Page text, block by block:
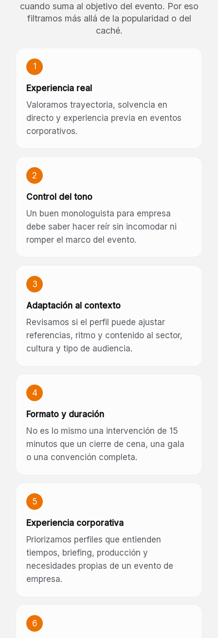
cuando suma al objetivo del evento. Por eso
filtramos más allá de la popularidad o del
caché.
1
Experiencia real
Valoramos trayectoria, solvencia en
directo y experiencia previa en eventos
corporativos.
2
Control del tono
Un buen monologuista para empresa
debe saber hacer reír sin incomodar ni
romper el marco del evento.
3
Adaptación al contexto
Revisamos si el perfil puede ajustar
referencias, ritmo y contenido al sector,
cultura y tipo de audiencia.
4
Formato y duración
No es lo mismo una intervención de 15
minutos que un cierre de cena, una gala
o una convención completa.
5
Experiencia corporativa
Priorizamos perfiles que entienden
tiempos, briefing, producción y
necesidades propias de un evento de
empresa.
6